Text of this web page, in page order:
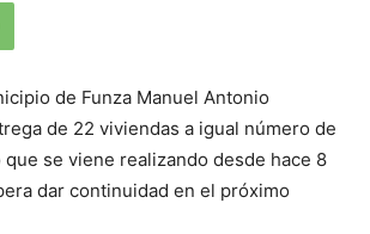
de Funza Manuel Antonio
de 22 viviendas a igual número de
se viene realizando desde hace 8
dar continuidad en el próximo